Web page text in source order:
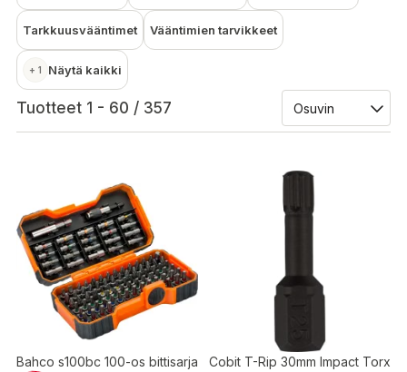
Tarkkuusvääntimet Vääntimien tarvikkeet
+ 1 Näytä kaikki
Tuotteet 1 - 60 / 357
Bahco s100bc 100-os bittisarja
Cobit T-Rip 30mm Impact Torx